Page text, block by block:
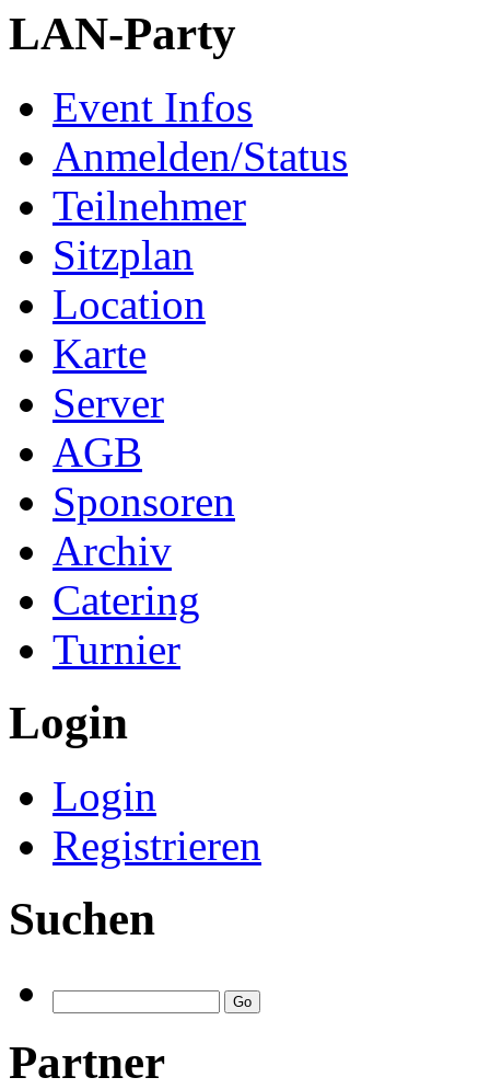
LAN-Party
Event Infos
Anmelden/Status
Teilnehmer
Sitzplan
Location
Karte
Server
AGB
Sponsoren
Archiv
Catering
Turnier
Login
Login
Registrieren
Suchen
Partner